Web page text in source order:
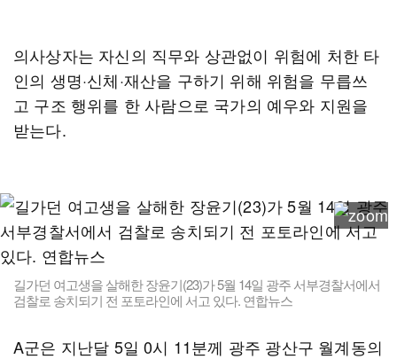
의사상자는 자신의 직무와 상관없이 위험에 처한 타
인의 생명·신체·재산을 구하기 위해 위험을 무릅쓰
고 구조 행위를 한 사람으로 국가의 예우와 지원을
받는다.
길가던 여고생을 살해한 장윤기(23)가 5월 14일 광주 서부경찰서에서
검찰로 송치되기 전 포토라인에 서고 있다. 연합뉴스
A군은 지난달 5일 0시 11분께 광주 광산구 월계동의